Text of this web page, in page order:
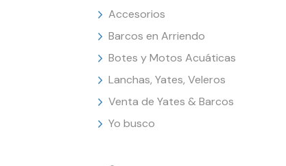
Accesorios
Barcos en Arriendo
Botes y Motos Acuáticas
Lanchas, Yates, Veleros
Venta de Yates & Barcos
Yo busco